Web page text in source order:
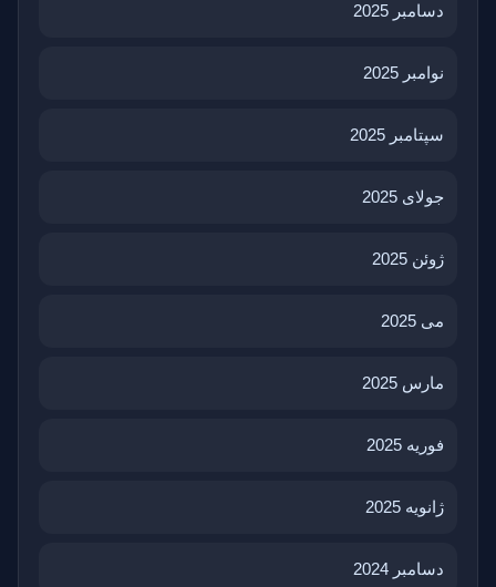
دسامبر 2025
نوامبر 2025
سپتامبر 2025
جولای 2025
ژوئن 2025
می 2025
مارس 2025
فوریه 2025
ژانویه 2025
دسامبر 2024